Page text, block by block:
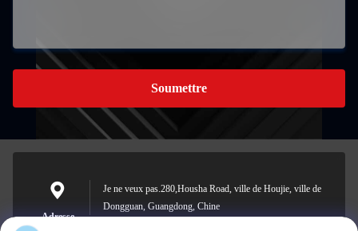
Soumettre
Adresse
Je ne veux pas.280,Housha Road, ville de Houjie, ville de
Dongguan, Guangdong, Chine